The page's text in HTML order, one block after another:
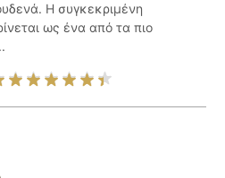
Η συγκεκριμένη
ως ένα από τα πιο